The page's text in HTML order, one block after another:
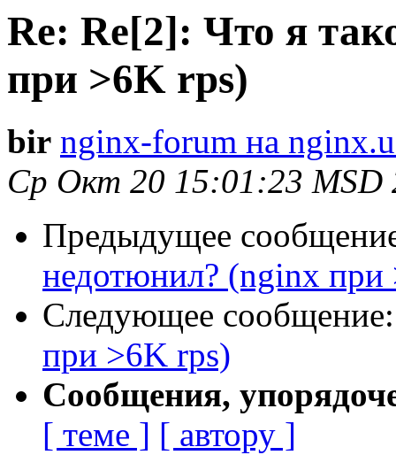
Re: Re[2]: Что я
при >6K rps)
bir nginx-forum на
Ср Окт 20 15:01:23 MSD
Предыдущее
недотюнил? (nginx при
Следующее
при >6K rps)
Сообщения,
[ теме ] [ автору ]